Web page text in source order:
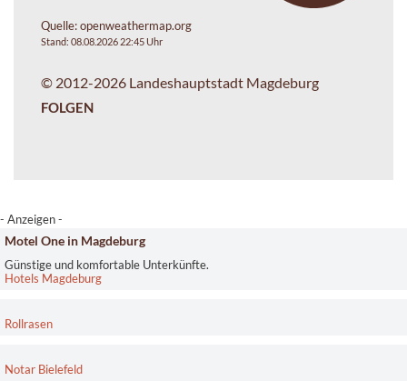
Quelle:openweathermap.org
Stand: 08.08.2026 22:45 Uhr
© 2012-2026 Landeshauptstadt Magdeburg
FOLGEN
- Anzeigen -
Motel One in Magdeburg
Günstige und komfortable Unterkünfte.
Hotels Magdeburg
Rollrasen
Notar Bielefeld